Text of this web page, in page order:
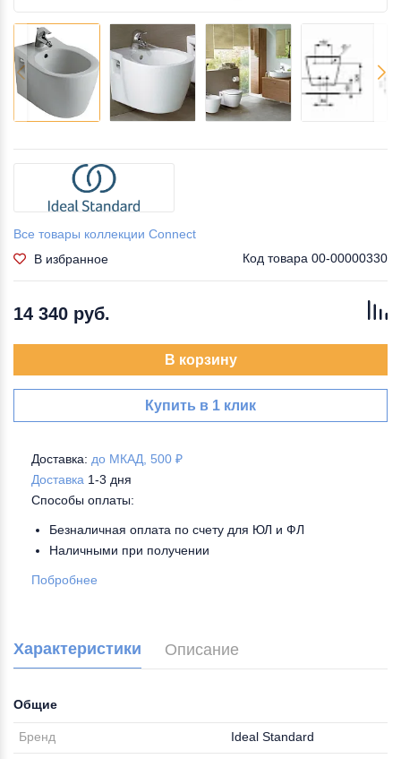
Все товары коллекции Connect
В избранное
Код товара 00-00000330
14 340 руб.
В корзину
Купить в 1 клик
Доставка: до МКАД, 500 ₽
Доставка 1-3 дня
Способы оплаты:
Безналичная оплата по счету для ЮЛ и ФЛ
Наличными при получении
Побробнее
Характеристики Описание
Общие
Бренд Ideal Standard